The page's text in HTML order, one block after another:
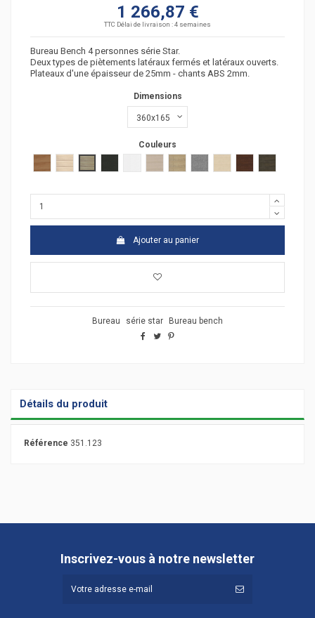
1 266,87 €
TTC Délai de livraison : 4 semaines
Bureau Bench 4 personnes série Star.
Deux types de piètements latéraux fermés et latéraux ouverts.
Plateaux d'une épaisseur de 25mm - chants ABS 2mm.
Dimensions
Couleurs
poirieracacia clairacacia fonçé
Ajouter au panier
Bureau série star Bureau bench
Détails du produit
Référence 351.123
Inscrivez-vous à notre newsletter